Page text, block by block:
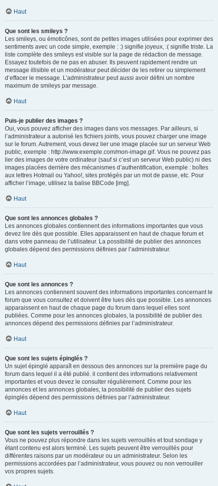
Haut
Que sont les smileys ?
Les smileys, ou émoticônes, sont de petites images utilisées pour exprimer des
sentiments avec un code simple, exemple : :) signifie joyeux, :( signifie triste. La
liste complète des smileys est visible sur la page de rédaction de message.
Essayez toutefois de ne pas en abuser. Ils peuvent rapidement rendre un
message illisible et un modérateur peut décider de les retirer ou simplement
d’effacer le message. L’administrateur peut aussi avoir défini un nombre
maximum de smileys par message.
Haut
Puis-je publier des images ?
Oui, vous pouvez afficher des images dans vos messages. Par ailleurs, si
l’administrateur a autorisé les fichiers joints, vous pouvez charger une image
sur le forum. Autrement, vous devez lier une image placée sur un serveur Web
public, exemple : http://www.exemple.com/mon-image.gif. Vous ne pouvez pas
lier des images de votre ordinateur (sauf si c’est un serveur Web public) ni des
images placées derrière des mécanismes d’authentification, exemple : boîtes
aux lettres Hotmail ou Yahoo!, sites protégés par un mot de passe, etc. Pour
afficher l’image, utilisez la balise BBCode [img].
Haut
Que sont les annonces globales ?
Les annonces globales contiennent des informations importantes que vous
devez lire dès que possible. Elles apparaissent en haut de chaque forum et
dans votre panneau de l’utilisateur. La possibilité de publier des annonces
globales dépend des permissions définies par l’administrateur.
Haut
Que sont les annonces ?
Les annonces contiennent souvent des informations importantes concernant le
forum que vous consultez et doivent être lues dès que possible. Les annonces
apparaissent en haut de chaque page du forum dans lequel elles sont
publiées. Comme pour les annonces globales, la possibilité de publier des
annonces dépend des permissions définies par l’administrateur.
Haut
Que sont les sujets épinglés ?
Un sujet épinglé apparaît en dessous des annonces sur la première page du
forum dans lequel il a été publié. il contient des informations relativement
importantes et vous devez le consulter régulièrement. Comme pour les
annonces et les annonces globales, la possibilité de publier des sujets
épinglés dépend des permissions définies par l’administrateur.
Haut
Que sont les sujets verrouillés ?
Vous ne pouvez plus répondre dans les sujets verrouillés et tout sondage y
étant contenu est alors terminé. Les sujets peuvent être verrouillés pour
différentes raisons par un modérateur ou un administrateur. Selon les
permissions accordées par l’administrateur, vous pouvez ou non verrouiller
vos propres sujets.